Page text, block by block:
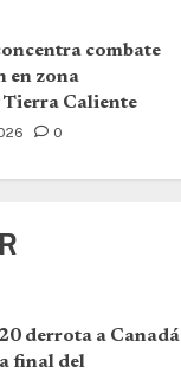
combate
en zona
Tierra Caliente
0
derrota a Canadá
final del